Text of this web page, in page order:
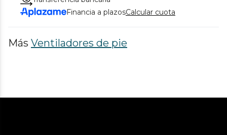
Financia a plazosCalcular cuota
Más Ventiladores de pie